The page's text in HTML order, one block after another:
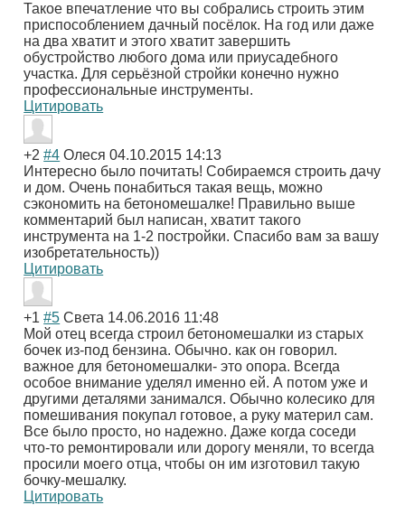
Такое впечатление что вы собрались строить этим
приспособлением дачный посёлок. На год или даже
на два хватит и этого хватит завершить
обустройство любого дома или приусадебного
участка. Для серьёзной стройки конечно нужно
профессиональные инструменты.
Цитировать
+2 #4 Олеся 04.10.2015 14:13
Интересно было почитать! Собираемся строить дачу
и дом. Очень понабиться такая вещь, можно
сэкономить на бетономешалке! Правильно выше
комментарий был написан, хватит такого
инструмента на 1-2 постройки. Спасибо вам за вашу
изобретательность))
Цитировать
+1 #5 Света 14.06.2016 11:48
Мой отец всегда строил бетономешалки из старых
бочек из-под бензина. Обычно. как он говорил.
важное для бетономешалки- это опора. Всегда
особое внимание уделял именно ей. А потом уже и
другими деталями занимался. Обычно колесико для
помешивания покупал готовое, а руку материл сам.
Все было просто, но надежно. Даже когда соседи
что-то ремонтировали или дорогу меняли, то всегда
просили моего отца, чтобы он им изготовил такую
бочку-мешалку.
Цитировать